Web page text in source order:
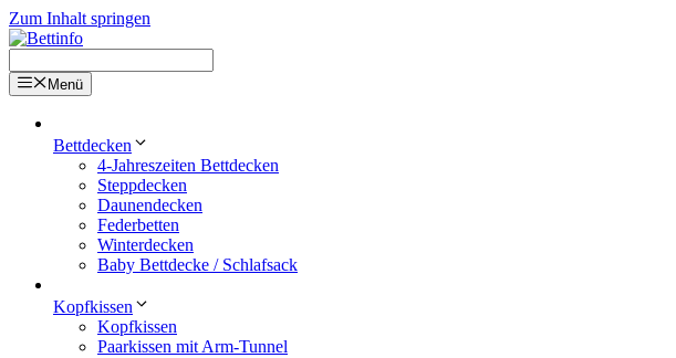
Zum Inhalt springen
Menü
Bettdecken
4-Jahreszeiten Bettdecken
Steppdecken
Daunendecken
Federbetten
Winterdecken
Baby Bettdecke / Schlafsack
Kopfkissen
Kopfkissen
Paarkissen mit Arm-Tunnel